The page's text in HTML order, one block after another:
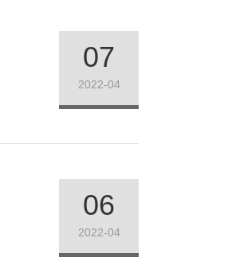
07
2022-04
06
2022-04